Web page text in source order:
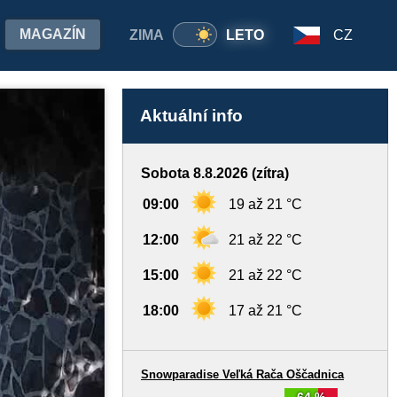
ZIMA LETO
MAGAZÍN CZ
Aktuální info
Sobota 8.8.2026 (zítra)
09:00 19 až 21 °C
12:00 21 až 22 °C
15:00 21 až 22 °C
18:00 17 až 21 °C
Snowparadise Veľká Rača Oščadnica